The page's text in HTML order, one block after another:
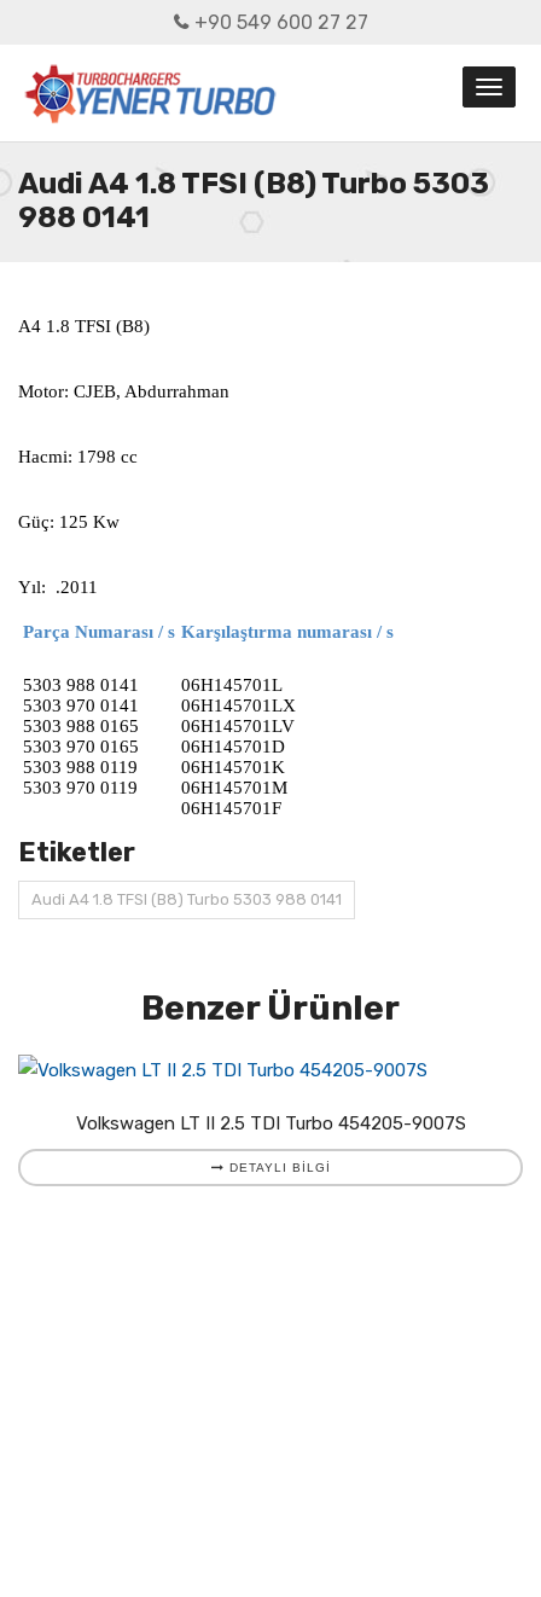
+90 549 600 27 27
Audi A4 1.8 TFSI (B8) Turbo 5303
988 0141
A4 1.8 TFSI (B8)
Motor: CJEB, Abdurrahman
Hacmi: 1798 cc
Güç: 125 Kw
Yıl: .2011
Parça Numarası / s
5303 988 0141
5303 970 0141
5303 988 0165
5303 970 0165
5303 988 0119
5303 970 0119
Karşılaştırma numarası / s
06H145701L
06H145701LX
06H145701LV
06H145701D
06H145701K
06H145701M
06H145701F
Etiketler
Audi A4 1.8 TFSI (B8) Turbo 5303 988 0141
Benzer Ürünler
Volkswagen LT II 2.5 TDI Turbo 454205-9007S
DETAYLI BILGI